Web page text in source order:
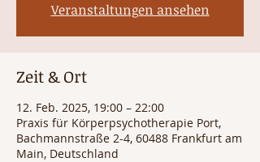
Veranstaltungen ansehen
Zeit & Ort
12. Feb. 2025, 19:00 – 22:00
Praxis für Körperpsychotherapie Port,
Bachmannstraße 2-4, 60488 Frankfurt am
Main, Deutschland